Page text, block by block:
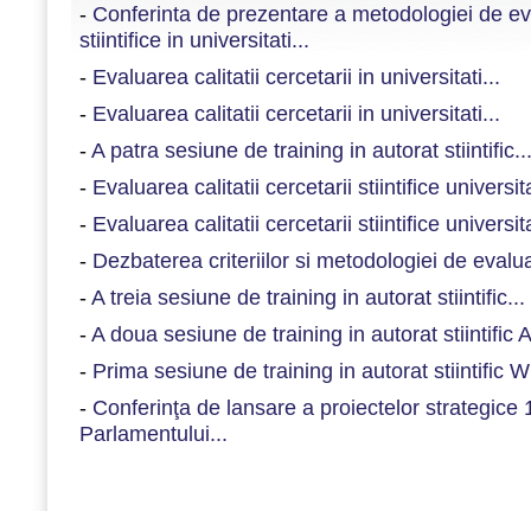
- Conferinta de prezentare a metodologiei de
stiintifice in universitati...
- Evaluarea calitatii cercetarii in universitati...
- Evaluarea calitatii cercetarii in universitati...
-A patra sesiune de training in autorat stiintific...
- Evaluarea calitatii cercetarii stiintifice
- Evaluarea calitatii cercetarii stiintifice
- Dezbaterea criteriilor si metodologiei de
-A treia sesiune de training in autorat stiintific...
-A doua sesiune de training in autorat stiintific
- Prima sesiune de training in autorat stiintific
- Conferinţa de lansare a proiectelor strategice
Parlamentului...